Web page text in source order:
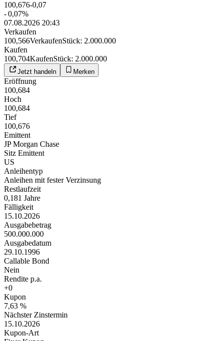
100,676-0,07
-0,07%
07.08.2026 20:43
Verkaufen
100,566VerkaufenStück: 2.000.000
Kaufen
100,704KaufenStück: 2.000.000
Jetzt handeln Merken
Eröffnung
100,684
Hoch
100,684
Tief
100,676
Emittent
JP Morgan Chase
Sitz Emittent
US
Anleihentyp
Anleihen mit fester Verzinsung
Restlaufzeit
0,181 Jahre
Fälligkeit
15.10.2026
Ausgabebetrag
500.000.000
Ausgabedatum
29.10.1996
Callable Bond
Nein
Rendite p.a.
+0
Kupon
7,63 %
Nächster Zinstermin
15.10.2026
Kupon-Art